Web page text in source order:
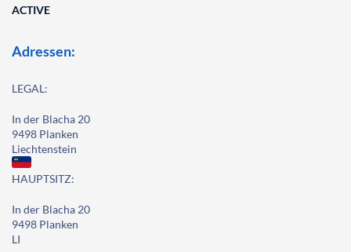
ACTIVE
Adressen:
LEGAL:
In der Blacha 20
9498 Planken
Liechtenstein
HAUPTSITZ:
In der Blacha 20
9498 Planken
LI